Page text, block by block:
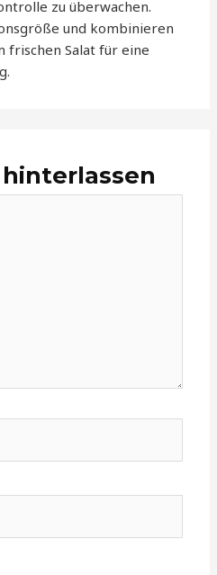
zu überwachen.
und kombinieren
frischen Salat für eine